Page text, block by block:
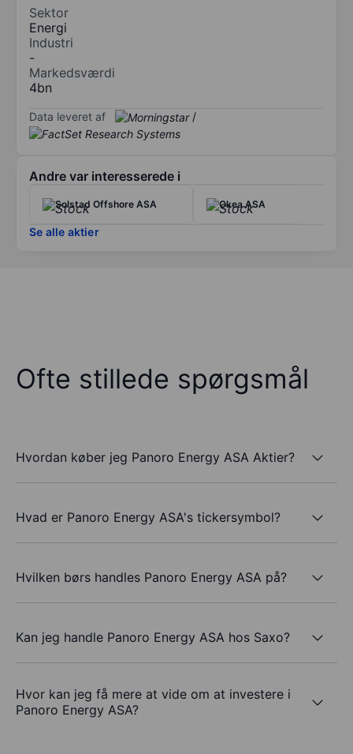
Sektor
Energi
Industri
-
Markedsværdi
4bn
Data leveret af /
Andre var interesserede i
Solstad Offshore ASA Okea ASA
Se alle aktier
Ofte stillede spørgsmål
Hvordan køber jeg Panoro Energy ASA Aktier?
Hvad er Panoro Energy ASA's tickersymbol?
Hvilken børs handles Panoro Energy ASA på?
Kan jeg handle Panoro Energy ASA hos Saxo?
Hvor kan jeg få mere at vide om at investere i
Panoro Energy ASA?